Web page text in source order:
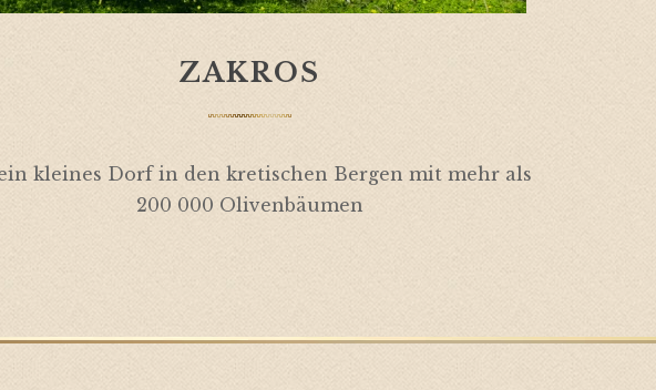
ZAKROS
kleines Dorf in den kretischen Bergen mit mehr als
200 000 Olivenbäumen